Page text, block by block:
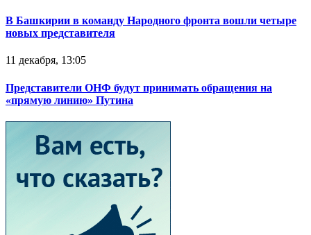
В Башкирии в команду Народного фронта вошли четыре
новых представителя
11 декабря, 13:05
Представители ОНФ будут принимать обращения на
«прямую линию» Путина